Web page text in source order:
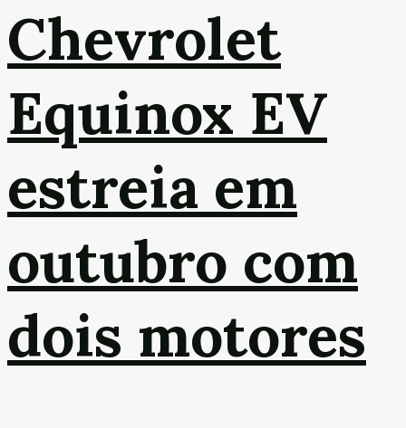
Chevrolet
Equinox EV
estreia em
outubro com
dois motores